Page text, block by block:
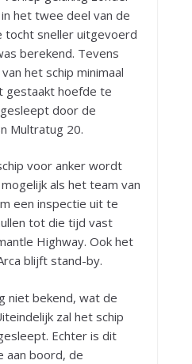
het twee deel van de
tocht sneller uitgevoerd
berekend. Tevens
het schip minimaal
gestaakt hoefde te
door de
Multratug 20.
voor anker wordt
als het team van
een inspectie uit te
tot die tijd vast
Highway. Ook het
blijft stand-by.
niet bekend, wat de
zal het schip
Echter is dit
aan boord, de